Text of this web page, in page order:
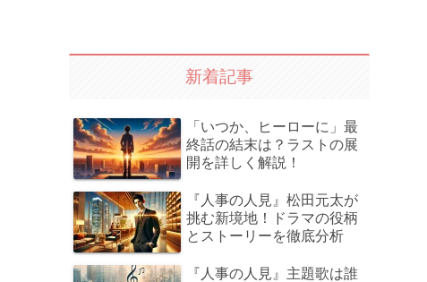
新着記事
「いつか、ヒーローに」最
終話の結末は？ラストの展
開を詳しく解説！
『人事の人見』松田元太が
挑む新境地！ドラマの役柄
とストーリーを徹底分析
『人事の人見』主題歌は誰